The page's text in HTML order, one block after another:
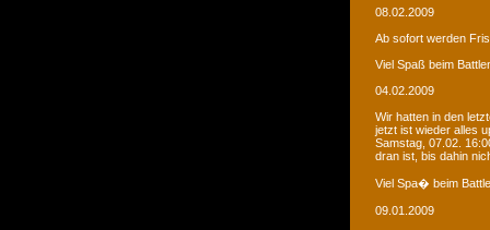
08.02.2009
Ab sofort werden
Viel Spaß beim
04.02.2009
Wir hatten in den
jetzt ist wieder alles
Samstag, 07.02.
dran ist, bis dahin
Viel Spa� beim
09.01.2009